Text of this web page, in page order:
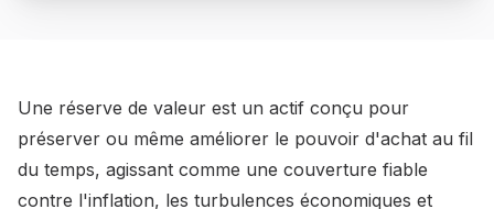
Une réserve de valeur est un actif conçu pour
préserver ou même améliorer le pouvoir d'achat au fil
du temps, agissant comme une couverture fiable
contre l'inflation, les turbulences économiques et